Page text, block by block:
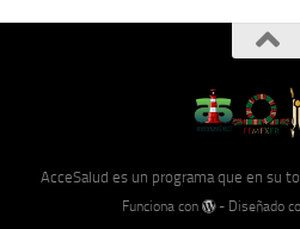
AcceSalud es un programa que en su
Funciona con - Diseñado